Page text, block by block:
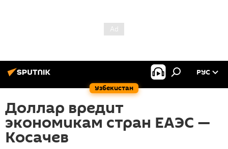
Узбекистан
РУС
Доллар вредит
экономикам стран ЕАЭС —
Косачев